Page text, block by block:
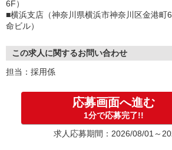
6F）
■横浜支店（神奈川県横浜市神奈川区金港
命ビル）
この求人に関するお問い合わせ
担当：採用係
応募画面へ進む
1分で応募完了!!
求人応募期間：2026/08/01～